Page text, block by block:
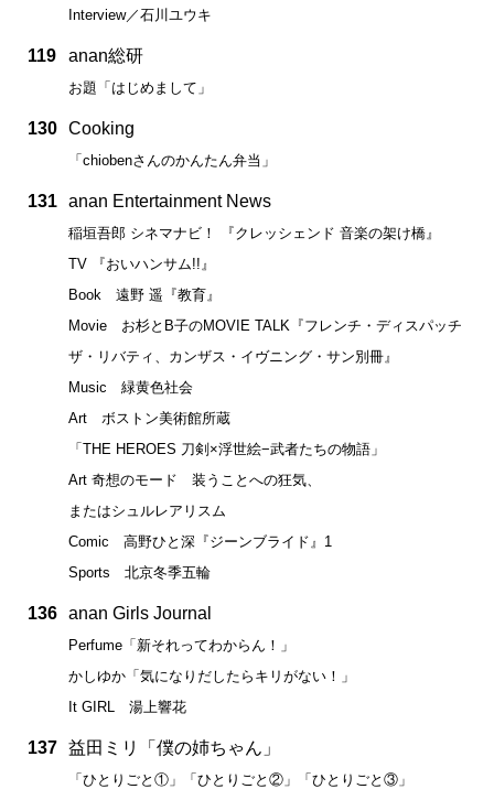
Interview／石川ユウキ
119 anan総研
お題「はじめまして」
130 Cooking
「chiobenさんのかんたん弁当」
131 anan Entertainment News
稲垣吾郎 シネマナビ！ 『クレッシェンド 音楽の架け橋』
TV 『おいハンサム!!』
Book 遠野 遥『教育』
Movie お杉とB子のMOVIE TALK『フレンチ・ディスパッチ
ザ・リバティ、カンザス・イヴニング・サン別冊』
Music 緑黄色社会
Art ボストン美術館所蔵
「THE HEROES 刀剣×浮世絵−武者たちの物語」
Art 奇想のモード 装うことへの狂気、
またはシュルレアリスム
Comic 高野ひと深『ジーンブライド』1
Sports 北京冬季五輪
136 anan Girls Journal
Perfume「新それってわからん！」
かしゆか「気になりだしたらキリがない！」
It GIRL 湯上響花
137 益田ミリ「僕の姉ちゃん」
「ひとりごと①」「ひとりごと②」「ひとりごと③」